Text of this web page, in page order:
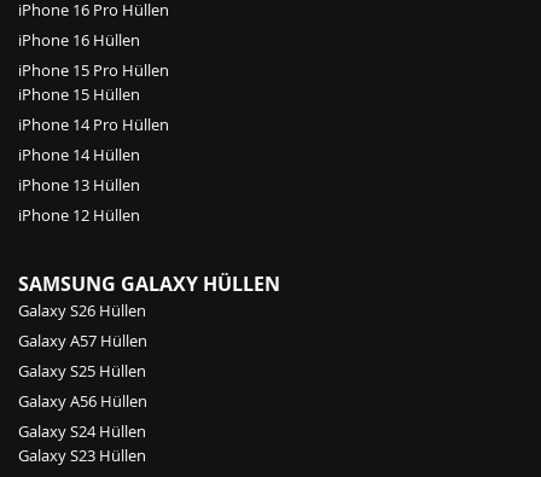
iPhone 16 Pro Hüllen
iPhone 16 Hüllen
iPhone 15 Pro Hüllen
iPhone 15 Hüllen
iPhone 14 Pro Hüllen
iPhone 14 Hüllen
iPhone 13 Hüllen
iPhone 12 Hüllen
SAMSUNG GALAXY HÜLLEN
Galaxy S26 Hüllen
Galaxy A57 Hüllen
Galaxy S25 Hüllen
Galaxy A56 Hüllen
Galaxy S24 Hüllen
Galaxy S23 Hüllen